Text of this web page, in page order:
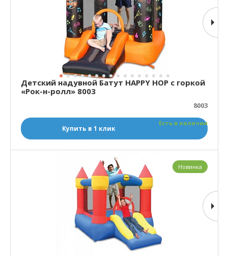
Детский надувной Батут HAPPY HOP с горкой
«Рок-н-ролл» 8003
8003
Есть в наличии
Купить в 1 клик
Новинка